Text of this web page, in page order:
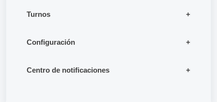
Turnos
Configuración
Centro de notificaciones